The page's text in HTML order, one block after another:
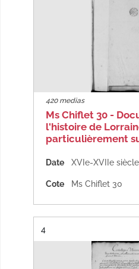
420 medias
Ms Chiflet 30 -
l'histoire de
particulièrement
Date XVIe-XVIIe siècle
Cote Ms Chiflet 30
Résultat n°
4